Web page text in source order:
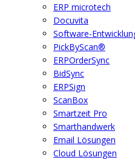
ERP microtech
Docuvita
Software-
PickByScan®
ERPOrderSync
BidSync
ERPSign
ScanBox
Smartzeit Pro
Smarthandwerk
Email Lösungen
Cloud Lösungen